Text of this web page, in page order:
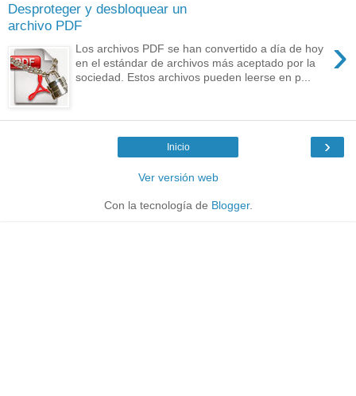
Desproteger y desbloquear un
archivo PDF
›
Los archivos PDF se han convertido a día de hoy
en el estándar de archivos más aceptado por la
sociedad. Estos archivos pueden leerse en p...
›
Inicio
Ver versión web
Con la tecnología de Blogger.